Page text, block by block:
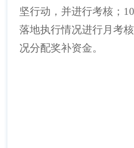
坚行动，并进行考核；
落地执行情况进行月考
况分配奖补资金。